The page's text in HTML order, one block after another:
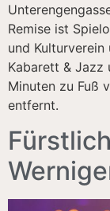
Remise ist
und
Kabarett & Jazz
Minuten zu Fuß
entfernt.